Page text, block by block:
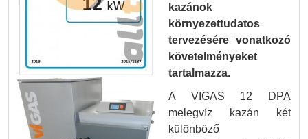
kazánok
környezettudatos
tervezésére vonatkozó
követelményeket
tartalmazza.
A VIGAS 12 DPA
melegvíz kazán két
különböző